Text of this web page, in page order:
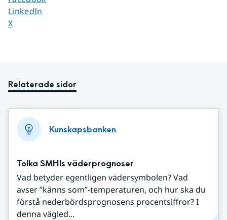
Dela sidan på
LinkedIn
Dela sidan på
X
Relaterade sidor
Kunskapsbanken
Tolka SMHIs väderprognoser
Vad betyder egentligen vädersymbolen? Vad
avser ”känns som”-temperaturen, och hur ska du
förstå nederbördsprognosens procentsiffror? I
denna vägled...